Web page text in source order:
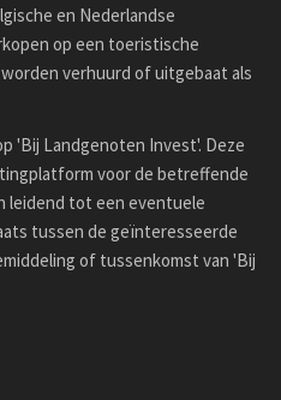
en Nederlandse
op een toeristische
verhuurd of uitgebaat als
'Bij Landgenoten Invest'. Deze
voor de betreffende
leidend tot een eventuele
tussen de geïnteresseerde
of tussenkomst van 'Bij